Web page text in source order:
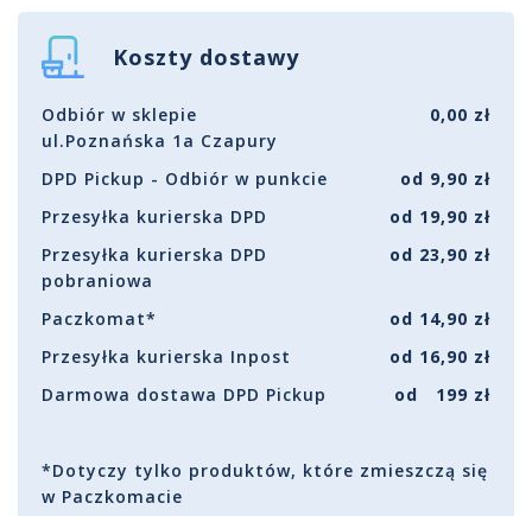
Koszty dostawy
Odbiór w sklepie
ul.Poznańska 1a Czapury
0,00 zł
DPD Pickup - Odbiór w punkcie
od 9,90 zł
Przesyłka kurierska DPD
od 19,90 zł
Przesyłka kurierska DPD
pobraniowa
od 23,90 zł
Paczkomat*
od 14,90 zł
Przesyłka kurierska Inpost
od 16,90 zł
Darmowa dostawa DPD Pickup
od 199 zł
*Dotyczy tylko produktów, które zmieszczą się
w Paczkomacie